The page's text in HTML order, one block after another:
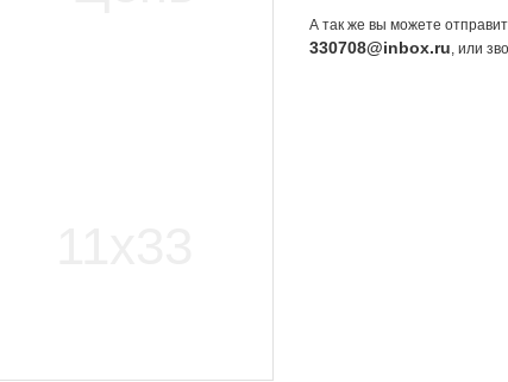
А так же вы можете
330708@inbox.ru, или